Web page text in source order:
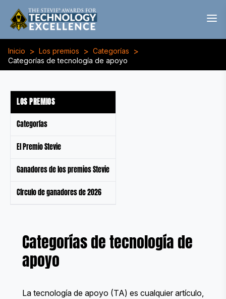
Inicio > Los premios > Categorías >
Categorías de tecnología de apoyo
LOS PREMIOS
Categorías
El Premio Stevie
Ganadores de los premios Stevie
Círculo de ganadores de 2026
Categorías de tecnología de
apoyo
La tecnología de apoyo (TA) es cualquier artículo,